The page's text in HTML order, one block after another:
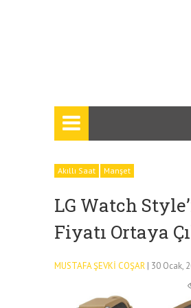
Akıllı Saat Manşet
LG Watch
Fiyatı Ortaya
MUSTAFA ŞEVKI COŞAR | 30 Ocak,